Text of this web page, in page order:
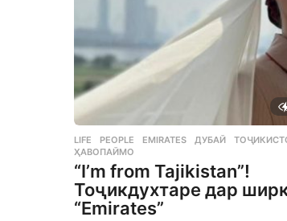
LIFE ,PEOPLE EMIRATES ,ДУБАЙ ,
ҲАВОПАЙМО
“I’m from Tajikistan”!
Тоҷикдухтаре дар
“Emirates”